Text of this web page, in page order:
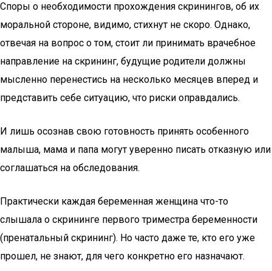
Споры о необходимости прохождения скринингов, об их
моральной стороне, видимо, стихнут не скоро. Однако,
отвечая на вопрос о том, стоит ли принимать врачебное
направление на скрининг, будущие родители должны
мысленно перенестись на несколько месяцев вперед и
представить себе ситуацию, что риски оправдались.
И лишь осознав свою готовность принять особенного
малыша, мама и папа могут уверенно писать отказную или
соглашаться на обследования.
Практически каждая беременная женщина что-то
слышала о скрининге первого триместра беременности
(пренатальный скрининг). Но часто даже те, кто его уже
прошел, не знают, для чего конкретно его назначают.